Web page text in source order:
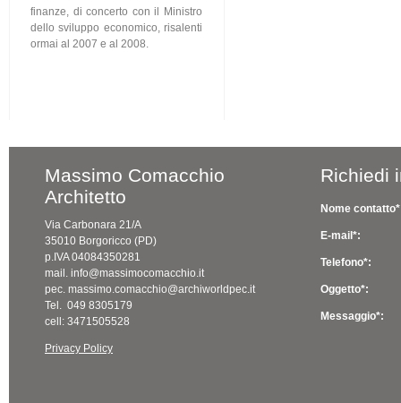
finanze, di concerto con il Ministro
dello sviluppo economico, risalenti
ormai al 2007 e al 2008.
Massimo Comacchio
Architetto
Via Carbonara 21/A
35010 Borgoricco (PD)
p.IVA 04084350281
mail. info@massimocomacchio.it
pec. massimo.comacchio@archiworldpec.it
Tel. 049 8305179
cell: 3471505528
Privacy Policy
Richiedi
Nome
E-mail*:
Telefono*:
Oggetto*:
Messaggio*: